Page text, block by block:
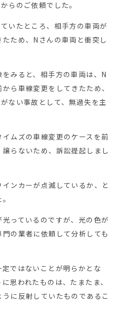
らのご依頼でした。
いたところ、相手方の車両が
ため、Nさんの車両と衝突し
みると、相手方の車両は、N
ら車線変更をしてきたため、
ない事故として、無過失を主
ムズの車線変更のケースを前
らないため、訴訟提起しまし
ンカーが点滅しているか、と
っているのですが、光の色が
の業者に依頼して分析しても
ではないことが明らかとな
思われたものは、たまたま、
に反射していたものであるこ